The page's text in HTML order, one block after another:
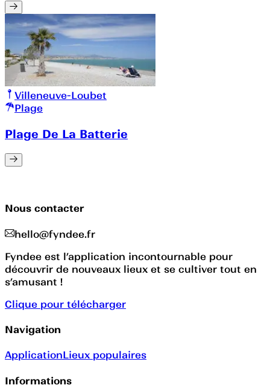
Villeneuve-Loubet
Plage
Plage De La Batterie
Nous contacter
hello@fyndee.fr
Fyndee est l’application incontournable pour
découvrir de nouveaux lieux et se cultiver tout en
s’amusant !
Clique pour télécharger
Navigation
ApplicationLieux populaires
Informations